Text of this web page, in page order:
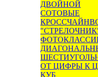
ДВОЙНОЙ
СОТОВЫЕ
ОТ ЦИФРЫ К
КУБ